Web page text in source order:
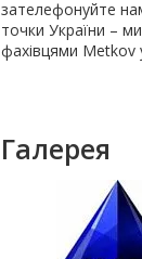
зателефонуйте
точки України –
фахівцями Metkov
Галерея